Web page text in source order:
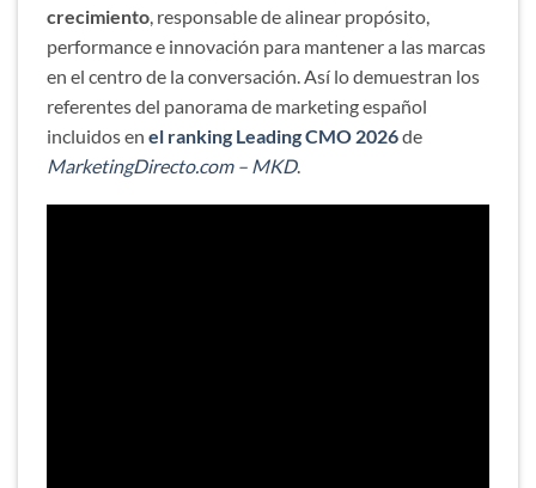
crecimiento , responsable de alinear propósito,
performance e innovación para mantener a las marcas
en el centro de la conversación. Así lo demuestran los
referentes del panorama de marketing español
incluidos en el ranking Leading CMO 2026de
MarketingDirecto.com – MKD.